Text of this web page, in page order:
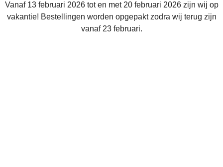
Vanaf 13 februari 2026 tot en met 20 februari 2026 zijn wij op
vakantie! Bestellingen worden opgepakt zodra wij terug zijn
vanaf 23 februari.